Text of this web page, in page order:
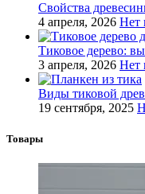
Свойства
4 апреля, 2026 Нет
Тиковое дерево:
3 апреля, 2026 Нет
Виды тиковой
19 сентября, 2025
Товары